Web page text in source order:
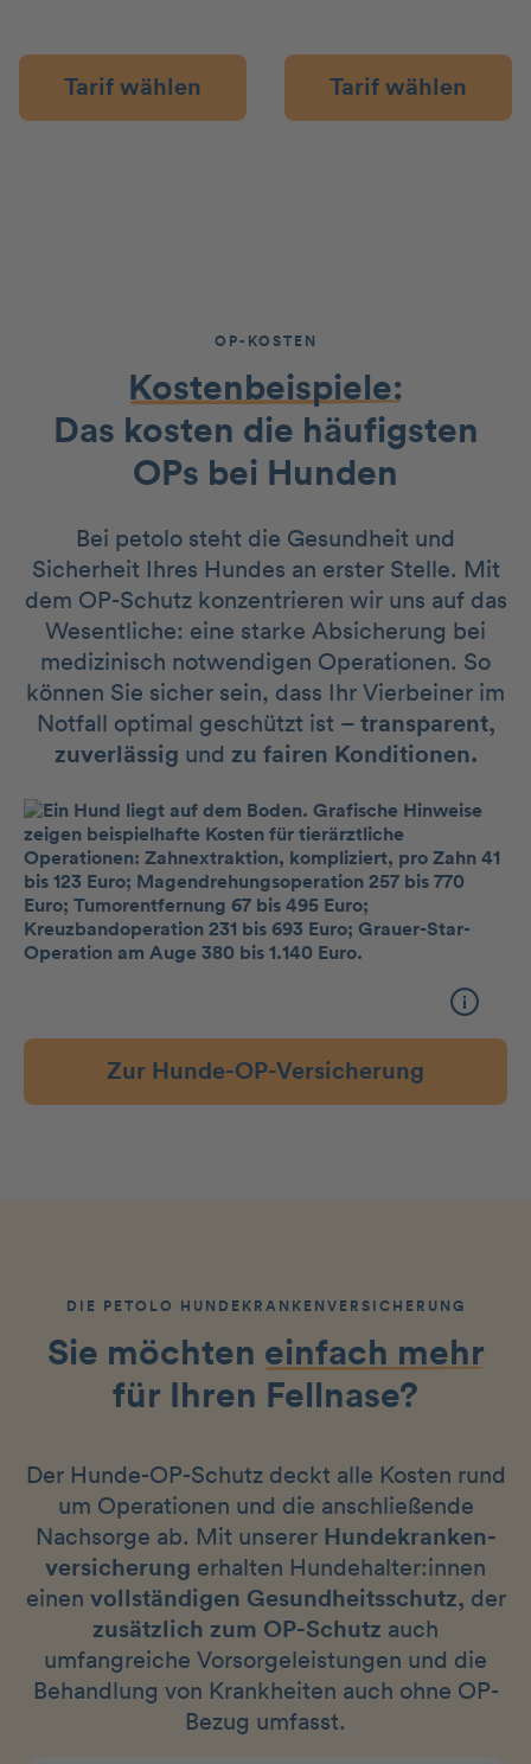
Tarif wählen Tarif wählen
OP-KOSTEN
Kostenbeispiele:
Das kosten die häufigsten
OPs bei Hunden
Bei petolo steht die Gesundheit und
Sicherheit Ihres Hundes an erster Stelle. Mit
dem OP-Schutz konzentrieren wir uns auf das
Wesentliche: eine starke Absicherung bei
medizinisch notwendigen Operationen. So
können Sie sicher sein, dass Ihr Vierbeiner im
Notfall optimal geschützt ist – transparent,
zuverlässig und zu fairen Konditionen.
Zur Hunde-OP-Versicherung
DIE PETOLO HUNDEKRANKEN­VERSICHERUNG
Sie möchten einfach mehr
für Ihren Fellnase?
Der Hunde-OP-Schutz deckt alle Kosten rund
um Operationen und die anschließende
Nachsorge ab. Mit unserer Hunde­kranken­
versicherung erhalten Hundehalter:innen
einen vollständigen Gesundheitsschutz, der
zusätzlich zum OP-Schutz auch
umfangreiche Vorsorgeleistungen und die
Behandlung von Krankheiten auch ohne OP-
Bezug umfasst.